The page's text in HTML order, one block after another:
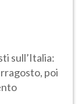
sull’Italia:
poi